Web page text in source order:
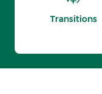
Transitions